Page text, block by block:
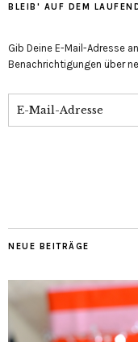
BLEIB' AUF DEM
Gib Deine E-Mail-Adresse
Benachrichtigungen über
NEUE BEITRÄGE